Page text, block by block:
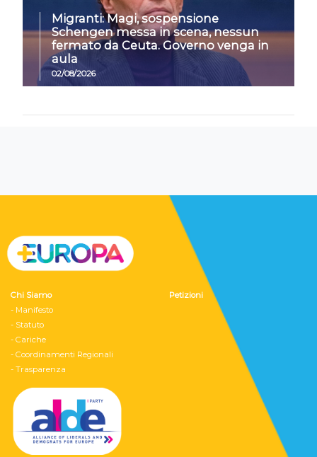
Migranti: Magi, sospensione
Schengen messa in scena, nessun
fermato da Ceuta. Governo venga in
aula
02/08/2026
Chi Siamo
- Manifesto
- Statuto
- Cariche
- Coordinamenti Regionali
- Trasparenza
Petizioni